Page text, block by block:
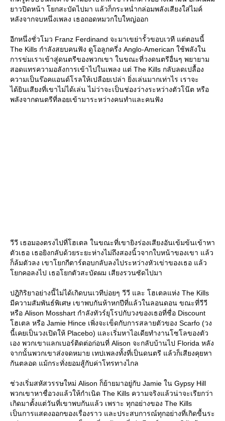
ยาวปิดหน้า โยกสะบัดไปมา แล้วก็กระหน่ำกล่อมพลังเสียงใส่ไมค์
หลังจากจบหนึ่งเพลง เธอถอดหมวกใบใหญ่ออก
อีกหนึ่งชั่วโมว Franz Ferdinand จะมาเขย่ารั้วขอบเวที แต่ตอนนี้
The Kills กำลังสยบคนฟัง ดูโอลูกครี่ง Anglo-American ใช้พลังใน
การข่มเราเข้าสู่ดนตรีของพวกเขา ในขณะที่วงดนตรีอื่นๆ พยายาม
สอดแทรความอลังการเข้าไปในเพลง แต่ The Kills กลับลดเปลื้อง
ความเป็นร๊อคแอนด์โรลให้เปลือยเปล่า ยิ่งเล่นมากเท่าไร เราจะ
ได้ยินเสียงที่เขาไม่ได้เล่น ไม่ว่าจะเป็นช่องว่างระหว่างตัวโน๊ต หรือ
พลังจากดนตรีที่ลอยเข้ามาระหว่างคนทำและคนฟัง
วีวี เธอมองตรงไปที่โฮเตล ในขณะที่เขายิงร่องเสียงอันเข้มข้นเข้าหา
ตัวเธอ เธอยิงกลับด้วยระยะห่างไม่ถึงสองนิ้วจากใบหน้าของเขา แล้ว
ก็ล้มตัวลง เขาโยกกีตาร์ตอบกลับลงไประหว่างหัวเข่าของเธอ แล้ว
โยกคอลงไป เธอโยกตัวสะบัดผม เสียงรวนซัดไปมา
ปฎิกิริยาอย่างนี้ไม่ได้เกิดบนเวทีบ่อยๆ วีวี และ โฮเตลแห่ง The Kills
มีความสัมพันธ์พิเศษ เขาพบกันห้าหกปีที่แล้วในลอนดอน ขณะที่วีวี
หรือ Alison Mosshart กำลังทัวร์ยุโรปกับวงของเธอที่ชื่อ Discount
โฮเตล หรือ Jamie Hince เพิ่งจะเข็ดกับการสลายตัวของ Scarfo (วง
นี้เคยเป็นวงเปิดให้ Placebo) และเริ่มหาไอเดียทำงานโซโลของตัว
เอง พวกเขาแลกเบอร์ติดต่อก่อนที่ Alison จะกลับบ้านไป Florida หลัง
จากนั้นพวกเขาส่งจดหมาย เทปเพลงทั้งที่เป็นดนตรี แล้วก็เสียงคุยหา
กันตลอด แม้กระทั่งยอมสู้กับค่าโทรทางไกล
ช่วงเริ่มสหัสวรรษใหม่ Alison ก็ย้ายมาอยู่กับ Jamie ใน Gypsy Hill
พวกเขาหาชื่อวงแล้วให้กำเนิด The Kills ความจริงแล้วน่าจะเรียกว่า
เกิดมาตั้งแต่วันที่เขาพบกันแล้ว เพราะ ทุกอย่างของ The Kills
เป็นการแสดงออกของเรื่องราว และประสบการณ์ทุกอย่างที่เกิดขื้นระ